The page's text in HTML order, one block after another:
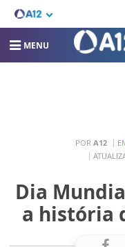
MENU
POR A12
Dia
a história